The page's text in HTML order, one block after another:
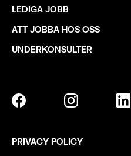
LEDIGA JOBB
ATT JOBBA HOS OSS
UNDERKONSULTER
PRIVACY POLICY